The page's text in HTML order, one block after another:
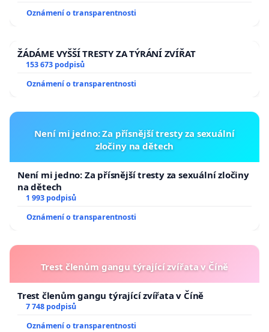
Oznámení o transparentnosti
ŽÁDÁME VYŠŠÍ TRESTY ZA TÝRÁNÍ ZVÍŘAT
153 673 podpisů
Oznámení o transparentnosti
Není mi jedno: Za přísnější tresty za sexuální
zločiny na dětech
Není mi jedno: Za přísnější tresty za sexuální zločiny
na dětech
1 993 podpisů
Oznámení o transparentnosti
Trest členům gangu týrající zvířata v Číně
Trest členům gangu týrající zvířata v Číně
7 748 podpisů
Oznámení o transparentnosti